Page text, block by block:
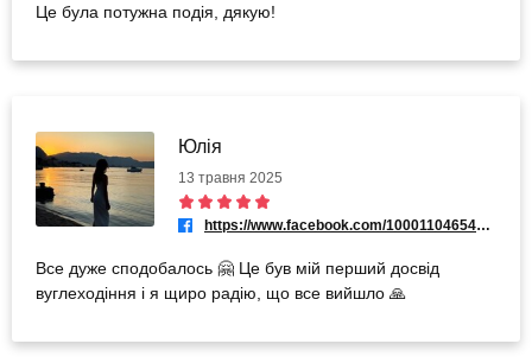
Це була потужна подія, дякую!
Юлія
13 травня 2025
https://www.facebook.com/100011046546201
Все дуже сподобалось 🤗 Це був мій перший досвід
вуглеходіння і я щиро радію, що все вийшло 🙏